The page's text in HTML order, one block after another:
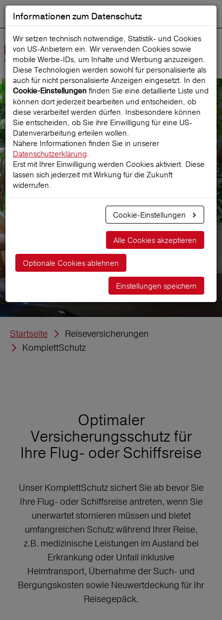
Suche starten
KomplettSchutz
Sorglos Reiseversicherung
Prämie berechnen
Startseite
Reiseversicherungen
KomplettSchutz
Optimaler
Versicherungsschutz für
Ihre Flug- oder Schiffsreise
Unser KomplettSchutz sichert Sie ab bevor Sie
Ihre Flug- oder Schiffsreise antreten, wenn Sie
unerwartet stornieren müssen und bietet
umfangreichen Schutz während Ihrer Reise,
z.B. medizinische Leistungen im Ausland bei
Erkrankung oder Unfall inklusive
Heimtransport, Übernahme der Such- und
Bergungskosten sowie Neuwertdeckung für Ihr
Reisegepäck.
Informationen zum Datenschutz
Wir setzen technisch notwendige, Statistik- und Cookies
von US-Anbietern ein. Wir verwenden Cookies sowie
mobile Werbe‑IDs, um Inhalte und Werbung anzuzeigen.
Diese Technologien werden sowohl für personalisierte als
auch für nicht personalisierte Anzeigen eingesetzt. In den
Cookie-Einstellungen finden Sie eine detaillierte Liste und
können dort jederzeit bearbeiten und entscheiden, ob
diese verarbeitet werden dürfen. Insbesondere können
Sie entscheiden, ob Sie ihre Einwilligung für eine US-
Datenverarbeitung erteilen wollen.
Nähere Informationen finden Sie in unserer
Datenschutzerklärung.
Erst mit Ihrer Einwilligung werden Cookies aktiviert. Diese
lassen sich jederzeit mit Wirkung für die Zukunft
widerrufen.
Cookie-Einstellungen
Alle Cookies akzeptieren
Optionale Cookies ablehnen
Einstellungen speichern